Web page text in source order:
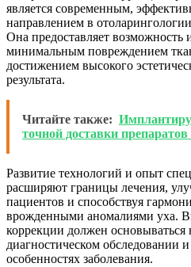
является современным,
направлением в
Она предоставляет возможность
минимальным повреждением
достижением высокого
результата.
Читайте также:
точной доставки препаратов
Развитие технологий и опыт
расширяют границы лечения,
пациентов и способствуя
врожденными аномалиями уха.
коррекции должен основываться
диагностическом обследовании
особенностях заболевания.